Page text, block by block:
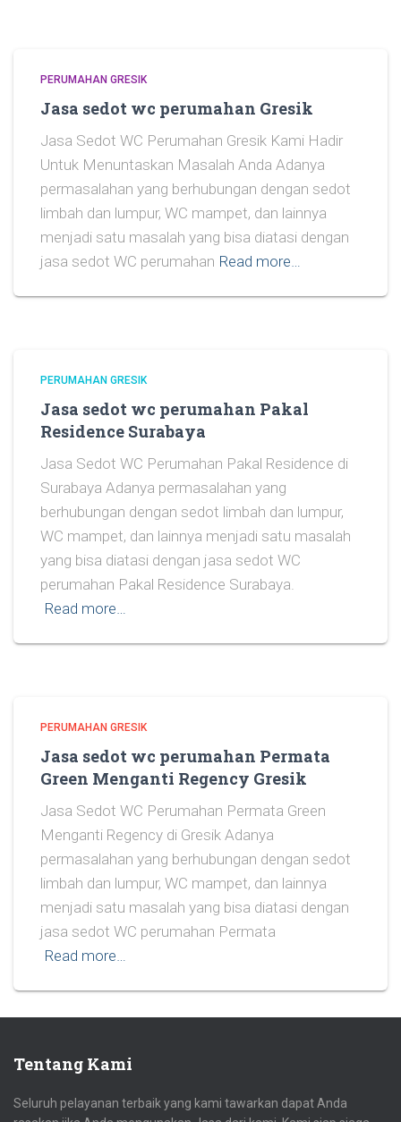
PERUMAHAN GRESIK
Jasa sedot wc perumahan Gresik
Jasa Sedot WC Perumahan Gresik Kami Hadir
Untuk Menuntaskan Masalah Anda Adanya
permasalahan yang berhubungan dengan sedot
limbah dan lumpur, WC mampet, dan lainnya
menjadi satu masalah yang bisa diatasi dengan
jasa sedot WC perumahan Read more…
PERUMAHAN GRESIK
Jasa sedot wc perumahan Pakal
Residence Surabaya
Jasa Sedot WC Perumahan Pakal Residence di
Surabaya Adanya permasalahan yang
berhubungan dengan sedot limbah dan lumpur,
WC mampet, dan lainnya menjadi satu masalah
yang bisa diatasi dengan jasa sedot WC
perumahan Pakal Residence Surabaya.
Read more…
PERUMAHAN GRESIK
Jasa sedot wc perumahan Permata
Green Menganti Regency Gresik
Jasa Sedot WC Perumahan Permata Green
Menganti Regency di Gresik Adanya
permasalahan yang berhubungan dengan sedot
limbah dan lumpur, WC mampet, dan lainnya
menjadi satu masalah yang bisa diatasi dengan
jasa sedot WC perumahan Permata
Read more…
Tentang Kami
Seluruh pelayanan terbaik yang kami tawarkan dapat Anda